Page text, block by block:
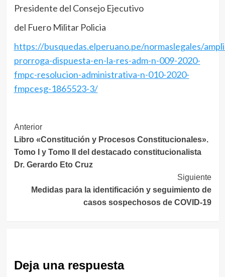
Presidente del Consejo Ejecutivo
del Fuero Militar Policia
https://busquedas.elperuano.pe/normaslegales/
prorroga-dispuesta-en-la-res-adm-n-009-2020-
fmpc-resolucion-administrativa-n-010-2020-
fmpcesg-1865523-3/
Navegación
de
entradas
Anterior
Libro «Constitución y Procesos Constitucionales».
Tomo I y Tomo II del destacado constitucionalista
Dr. Gerardo Eto Cruz
Siguiente
Medidas para la identificación y seguimiento de
casos sospechosos de COVID-19
Deja una respuesta